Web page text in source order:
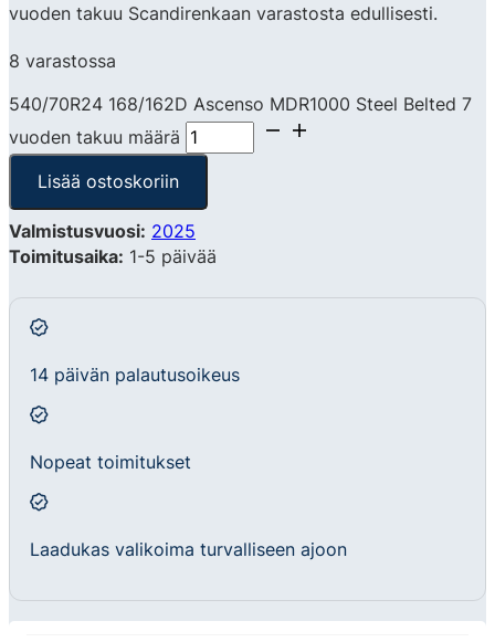
vuoden takuu Scandirenkaan varastosta edullisesti.
8 varastossa
540/70R24 168/162D Ascenso MDR1000 Steel Belted 7
vuoden takuu määrä
Lisää ostoskoriin
Valmistusvuosi: 2025
Toimitusaika: 1-5 päivää
14 päivän palautusoikeus
Nopeat toimitukset
Laadukas valikoima turvalliseen ajoon